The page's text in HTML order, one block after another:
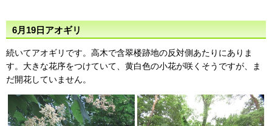
6月19日アオギリ
続いてアオギリです。高木で含翠楼跡地の反対側あたりにありま
す。大きな花序をつけていて、黄白色の小花が咲くそうですが、ま
だ開花していません。